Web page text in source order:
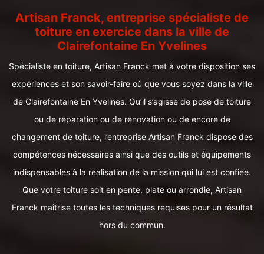
Artisan Franck, entreprise spécialiste de
toiture en exercice dans la ville de
Clairefontaine En Yvelines
Spécialiste en toiture, Artisan Franck met à votre disposition ses
expériences et son savoir-faire où que vous soyez dans la ville
de Clairefontaine En Yvelines. Qu’il s’agisse de pose de toiture
ou de réparation ou de rénovation ou de encore de
changement de toiture, l’entreprise Artisan Franck dispose des
compétences nécessaires ainsi que des outils et équipements
indispensables à la réalisation de la mission qui lui est confiée.
Que votre toiture soit en pente, plate ou arrondie, Artisan
Franck maîtrise toutes les techniques requises pour un résultat
hors du commun.